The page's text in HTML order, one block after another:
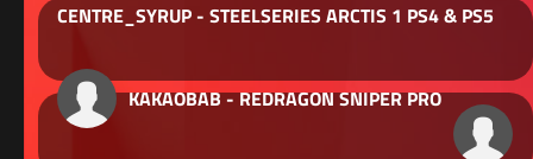
CENTRE_SYRUP - STEELSERIES ARCTIS 1 PS4 & PS5
KAKAOBAB - REDRAGON SNIPER PRO